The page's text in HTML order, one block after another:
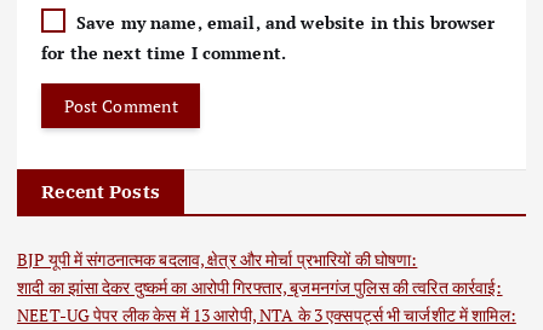
Save my name, email, and website in this browser
for the next time I comment.
Recent Posts
BJP यूपी में संगठनात्मक बदलाव, क्षेत्र और मोर्चा प्रभारियों की घोषणा:
शादी का झांसा देकर दुष्कर्म का आरोपी गिरफ्तार, बृजमनगंज पुलिस की त्वरित कार्रवाई:
NEET-UG पेपर लीक केस में 13 आरोपी, NTA के 3 एक्सपर्ट्स भी चार्जशीट में शामिल: